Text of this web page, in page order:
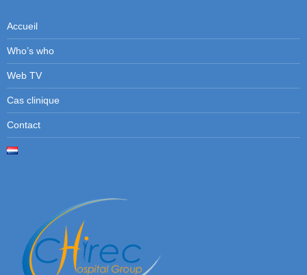
Accueil
Who’s who
Web TV
Cas clinique
Contact